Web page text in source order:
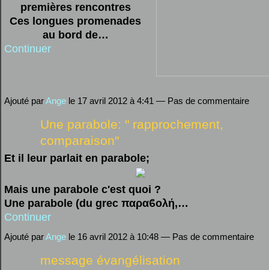
premières rencontres
Ces longues promenades
au bord de…
Continuer
Ajouté parAnge le 17 avril 2012 à 4:41 — Pas de commentaire
Une parabole: " rapprochement,
comparaison"
Et il leur parlait en parabole;
Mais une parabole c'est quoi ?
Une parabole (du grec παραϐολή,…
Continuer
Ajouté parAnge le 16 avril 2012 à 10:48 — Pas de commentaire
message évangélisation